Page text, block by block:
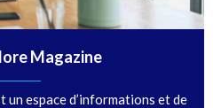
Magazine
un espace d’informations et de